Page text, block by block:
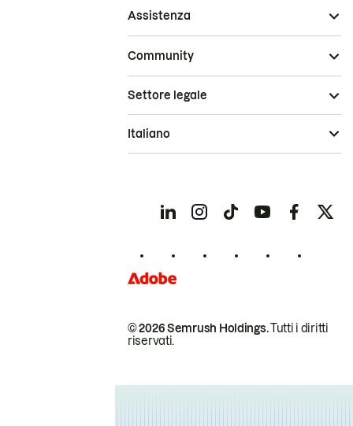
Assistenza
Community
© 2026 Semrush Holdings.Tutti i diritti
riservati.
Settore legale
Italiano